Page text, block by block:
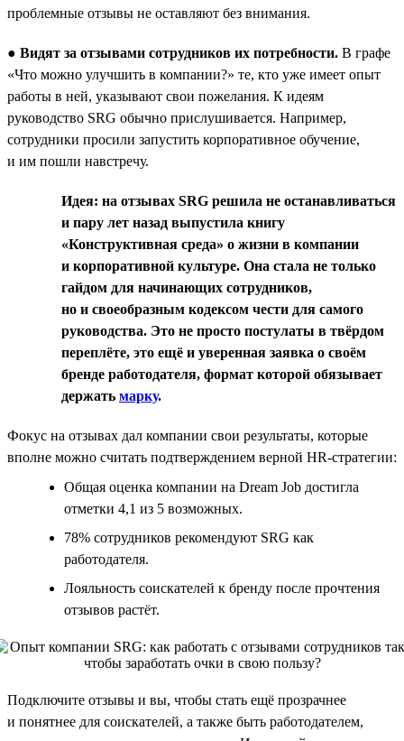
проблемные отзывы не оставляют без внимания.
● Видят за отзывами сотрудников их потребности. В графе
«Что можно улучшить в компании?» те, кто уже имеет опыт
работы в ней, указывают свои пожелания. К идеям
руководство SRG обычно прислушивается. Например,
сотрудники просили запустить корпоративное обучение,
и им пошли навстречу.
Идея: на отзывах SRG решила не останавливаться
и пару лет назад выпустила книгу
«Конструктивная среда» о жизни в компании
и корпоративной культуре. Она стала не только
гайдом для начинающих сотрудников,
но и своеобразным кодексом чести для самого
руководства. Это не просто постулаты в твёрдом
переплёте, это ещё и уверенная заявка о своём
бренде работодателя, формат которой обязывает
держать марку.
Фокус на отзывах дал компании свои результаты, которые
вполне можно считать подтверждением верной HR-стратегии:
Общая оценка компании на Dream Job достигла
отметки 4,1 из 5 возможных.
78% сотрудников рекомендуют SRG как
работодателя.
Лояльность соискателей к бренду после прочтения
отзывов растёт.
Подключите отзывы и вы, чтобы стать ещё прозрачнее
и понятнее для соискателей, а также быть работодателем,